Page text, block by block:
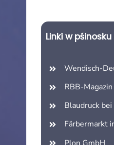
Linki w pśinosku
Wendisch-
RBB-Magazin
Blaudruck
Färbermarkt